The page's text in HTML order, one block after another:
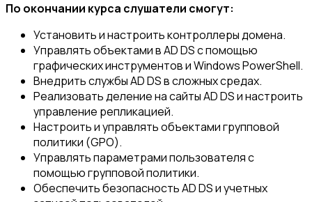
По окончании курса слушатели смогут:
Установить и настроить контроллеры домена.
Управлять объектами в AD DS с помощью
графических инструментов и Windows PowerShell.
Внедрить службы AD DS в сложных средах.
Реализовать деление на сайты AD DS и настроить
управление репликацией.
Настроить и управлять объектами групповой
политики (GPO).
Управлять параметрами пользователя с
помощью групповой политики.
Обеспечить безопасность AD DS и учетных